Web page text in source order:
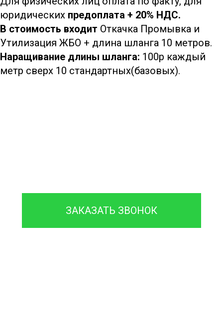
юридических предоплата + 20% НДС.
В стоимость входит Откачка Промывка и
Утилизация ЖБО + длина шланга 10 метров.
Наращивание длины шланга: 100р каждый
метр сверх 10 стандартных(базовых).
ЗАКАЗАТЬ ЗВОНОК